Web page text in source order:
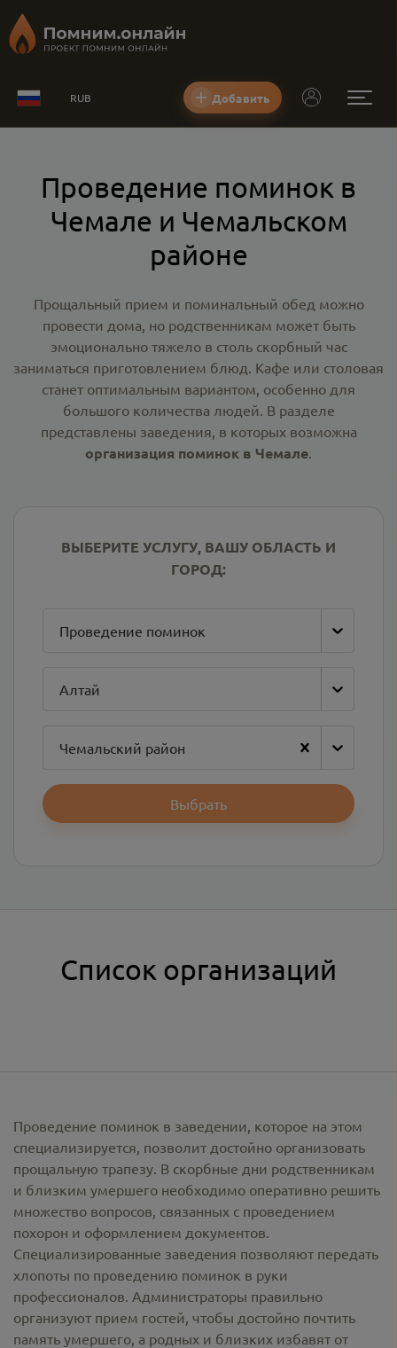
RUB Добавить
Проведение поминок в
Чемале и Чемальском
районе
Прощальный прием и поминальный обед можно
провести дома, но родственникам может быть
эмоционально тяжело в столь скорбный час
заниматься приготовлением блюд. Кафе или столовая
станет оптимальным вариантом, особенно для
большого количества людей. В разделе
представлены заведения, в которых возможна
организация поминок в Чемале.
ВЫБЕРИТЕ УСЛУГУ, ВАШУ ОБЛАСТЬ И
ГОРОД:
Проведение поминок
Алтай
Чемальский район
Выбрать
Список организаций
Проведение поминок в заведении, которое на этом
специализируется, позволит достойно организовать
прощальную трапезу. В скорбные дни родственникам
и близким умершего необходимо оперативно решить
множество вопросов, связанных с проведением
похорон и оформлением документов.
Специализированные заведения позволяют передать
хлопоты по проведению поминок в руки
профессионалов. Администраторы правильно
организуют прием гостей, чтобы достойно почтить
память умершего, а родных и близких избавят от